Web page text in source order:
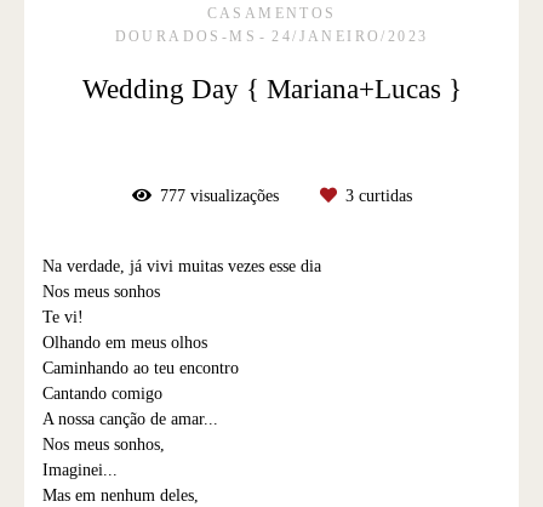
CASAMENTOS
DOURADOS-MS
24/JANEIRO/2023
Wedding Day { Mariana+Lucas }
777visualizações 3curtidas
Na verdade, já vivi muitas vezes esse dia
Nos meus sonhos
Te vi!
Olhando em meus olhos
Caminhando ao teu encontro
Cantando comigo
A nossa canção de amar...
Nos meus sonhos,
Imaginei...
Mas em nenhum deles,